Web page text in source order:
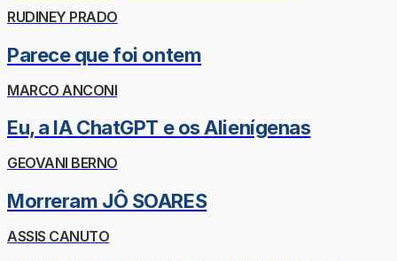
RUDINEY PRADO
Parece que foi ontem
MARCO ANCONI
Eu, a IA ChatGPT e os Alienígenas
GEOVANI BERNO
Morreram JÔ SOARES
ASSIS CANUTO